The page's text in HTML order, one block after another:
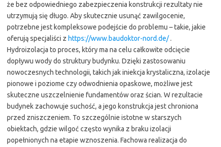
że bez odpowiedniego zabezpieczenia konstrukcji rezultaty nie
utrzymują się długo. Aby skutecznie usunąć zawilgocenie,
potrzebne jest kompleksowe podejście do problemu – takie, jakie
oferują specjaliści z https://www.baudoktor-nord.de/.
Hydroizolacja to proces, który ma na celu całkowite odcięcie
dopływu wody do struktury budynku. Dzięki zastosowaniu
nowoczesnych technologii, takich jak iniekcja krystaliczna, izolacje
pionowe i poziome czy odwodnienia opaskowe, możliwe jest
skuteczne uszczelnienie fundamentów oraz ścian. W rezultacie
budynek zachowuje suchość, a jego konstrukcja jest chroniona
przed zniszczeniem. To szczególnie istotne w starszych
obiektach, gdzie wilgoć często wynika z braku izolacji
popełnionych na etapie wznoszenia. Fachowa realizacja do